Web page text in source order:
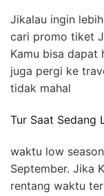
Jikalau ingin
cari promo tiket
Kamu bisa dapat
juga pergi ke
tidak mahal
Tur Saat Sedang
waktu low
September. Jika
rentang waktu